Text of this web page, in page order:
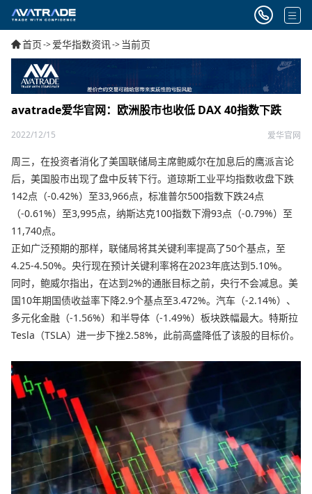
首页->爱华指数资讯-> 当前页
avatrade爱华官网：欧洲股市也收低 DAX 40指数下跌
2022/12/15 爱华官网
周三，在投资者消化了美国联储局主席鲍威尔在加息后的鹰派言论
后，美国股市出现了盘中反转下行。道琼斯工业平均指数收盘下跌
142点（-0.42%）至33,966点，标准普尔500指数下跌24点
（-0.61%）至3,995点，纳斯达克100指数下滑93点（-0.79%）至
11,740点。
正如广泛预期的那样，联储局将其关键利率提高了50个基点，至
4.25-4.50%。央行现在预计关键利率将在2023年底达到5.10%。
同时，鲍威尔指出，在达到2%的通胀目标之前，央行不会减息。美
国10年期国债收益率下降2.9个基点至3.472%。汽车（-2.14%）、
多元化金融（-1.56%）和半导体（-1.49%）板块跌幅最大。特斯拉
Tesla（TSLA）进一步下挫2.58%，此前高盛降低了该股的目标价。